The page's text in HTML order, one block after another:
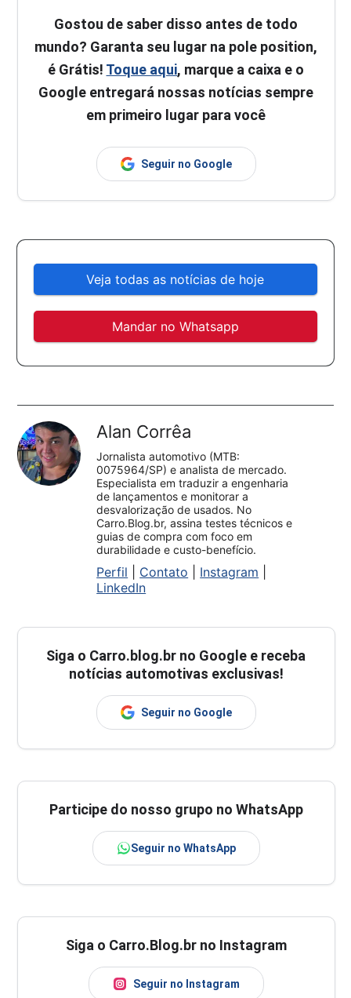
Gostou de saber disso antes de todo
mundo? Garanta seu lugar na pole position,
é Grátis! Toque aqui, marque a caixa e o
Google entregará nossas notícias sempre
em primeiro lugar para você
Seguir no Google
Veja todas as notícias de hoje
Mandar no Whatsapp
Alan Corrêa
Jornalista automotivo (MTB:
0075964/SP) e analista de mercado.
Especialista em traduzir a engenharia
de lançamentos e monitorar a
desvalorização de usados. No
Carro.Blog.br, assina testes técnicos e
guias de compra com foco em
durabilidade e custo-benefício.
Perfil Contato Instagram
LinkedIn
Siga o Carro.blog.br no Google e receba
notícias automotivas exclusivas!
Seguir no Google
Participe do nosso grupo no WhatsApp
Seguir no WhatsApp
Siga o Carro.Blog.br no Instagram
Seguir no Instagram